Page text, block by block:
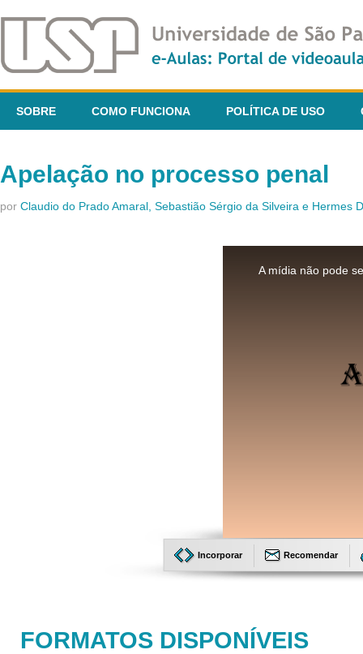
SOBRE COMO FUNCIONA POLÍTICA DE USO
Apelação no processo penal
por Claudio do Prado Amaral, Sebastião Sérgio da Silveira e Hermes
A mídia não pode
Incorporar Recomendar
FORMATOS DISPONÍVEIS